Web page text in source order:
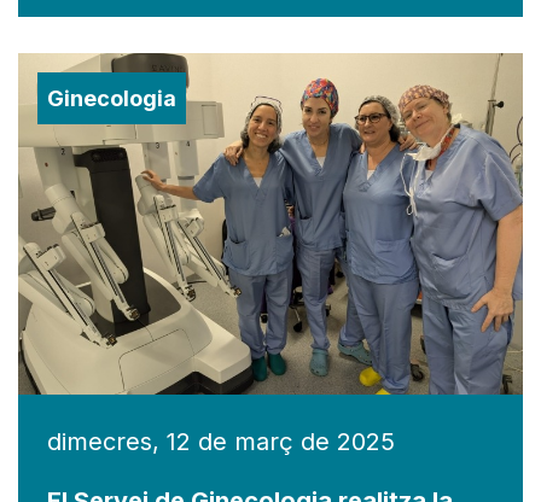
Ginecologia
dimecres, 12 de març de 2025